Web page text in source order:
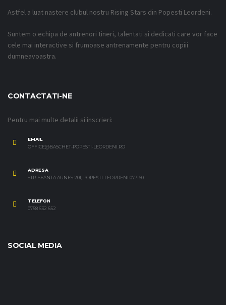
Astfel a luat nastere clubul nostru Rising Stars din Popesti Leordeni.
Suntem o echipa de antrenori tineri, talentati si dedicati care vor face
cele mai interactive si frumoase antrenamente pentru copiii
dumneavoastra.
CONTACTATI-NE
Pentru mai multe detalii si inscrieri:
EMAIL
OFFICE@BASCHET-POPESTI-LEORDENI.RO
ADRESA
STR. SFANTA AGNES 201, POPEȘTI-LEORDENI 077160
TELEFON
0758 632 652
SOCIAL MEDIA